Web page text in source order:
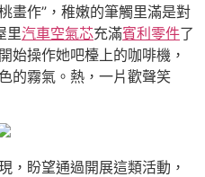
畫作”，稚嫩的筆觸里滿是對
里汽車空氣芯充滿賓利零件了
始操作她吧檯上的咖啡機，
的霧氣。熱，一片歡聲笑
，盼望通過開展這類活動，